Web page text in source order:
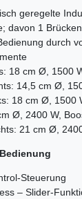
geregelte
davon 1
durch
18 cm Ø, 1500
14,5 cm Ø,
18 cm Ø, 1500
Ø, 2400 W,
21 cm Ø,
Steuerung
– Slider-